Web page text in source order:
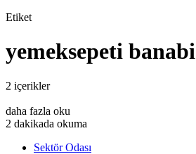
Etiket
yemeksepeti banabi
2 içerikler
daha fazla oku
2 dakikada okuma
Sektör Odası